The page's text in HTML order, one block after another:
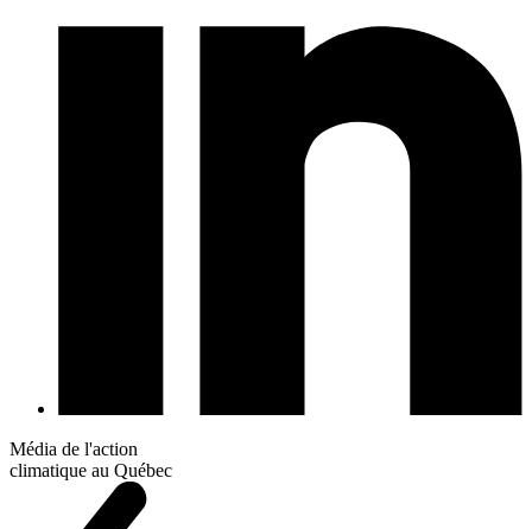
Média de l'action
climatique au Québec